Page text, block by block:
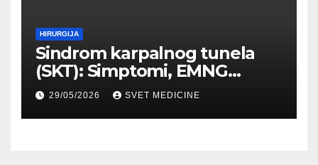
HIRURGIJA
Sindrom karpalnog tunela
(SKT): Simptomi, EMNG
dijagnostika i lečenje
29/05/2026 SVET MEDICINE